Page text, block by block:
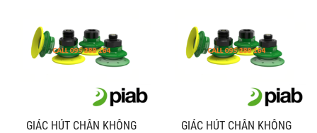
GIÁC HÚT CHÂN KHÔNG
GIÁC HÚT CHÂN KHÔNG